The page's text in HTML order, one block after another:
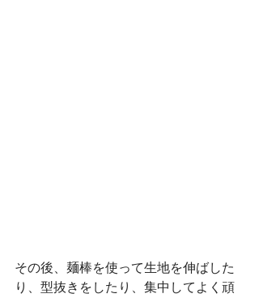
その後、麺棒を使って生地を伸ばした
り、型抜きをしたり、集中してよく頑